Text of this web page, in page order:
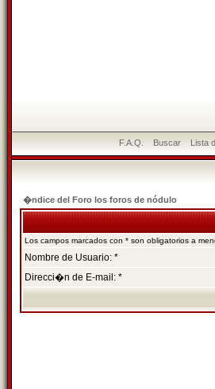
F.A.Q. Buscar Lista
�ndice del Foro los foros de nódulo
Los campos marcados con * son obligatorios a
Nombre de Usuario: *
Direcci�n de E-mail: *